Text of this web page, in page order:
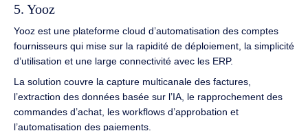
5. Yooz
Yooz est une plateforme cloud d’automatisation des comptes
fournisseurs qui mise sur la rapidité de déploiement, la simplicité
d’utilisation et une large connectivité avec les ERP.
La solution couvre la capture multicanale des factures,
l’extraction des données basée sur l’IA, le rapprochement des
commandes d’achat, les workflows d’approbation et
l’automatisation des paiements.